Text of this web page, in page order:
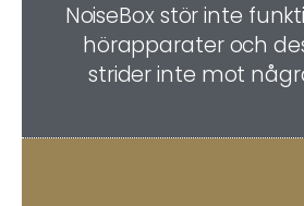
NoiseBox stör inte
hörapparater och
strider inte mot